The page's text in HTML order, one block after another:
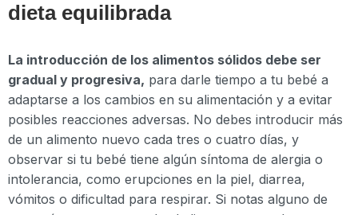
dieta equilibrada
La introducción de los alimentos sólidos debe ser
gradual y progresiva, para darle tiempo a tu bebé a
adaptarse a los cambios en su alimentación y a evitar
posibles reacciones adversas. No debes introducir más
de un alimento nuevo cada tres o cuatro días, y
observar si tu bebé tiene algún síntoma de alergia o
intolerancia, como erupciones en la piel, diarrea,
vómitos o dificultad para respirar. Si notas alguno de